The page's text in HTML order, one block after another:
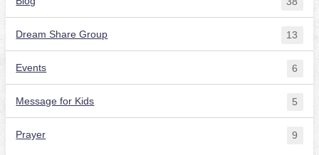
Dream Share Group 13
Events 6
Message for Kids 5
Prayer 9